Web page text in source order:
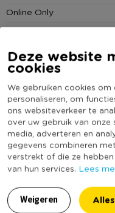
Deze website
cookies
We gebruiken cookies
personaliseren, om
ons websiteverkeer te
over uw gebruik van
media, adverteren en
gegevens combineren
verstrekt of die ze
van hun services. Lees
Weigeren
Online Only
Materiaal
Producthoogte (cm)
Kleur
Productlengte (cm)
Duurzaamheidsscore
Heb jij Hanger uil